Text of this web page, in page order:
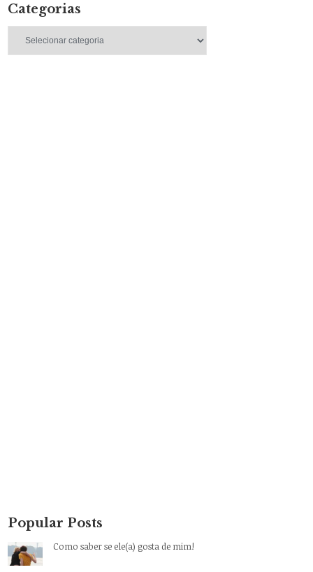
Categorias
Popular Posts
Como saber se ele(a) gosta de mim!